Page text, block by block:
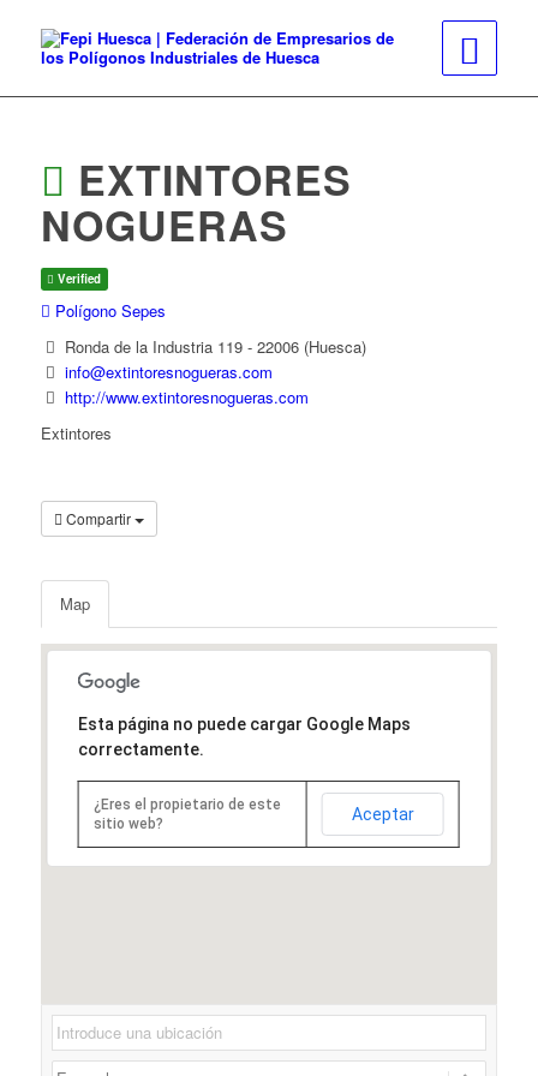
EXTINTORES
NOGUERAS
Verified
Polígono Sepes
Ronda de la Industria 119 - 22006 (Huesca)
info@extintoresnogueras.com
http://www.extintoresnogueras.com
Extintores
Compartir
Map
Esta página no puede cargar Google Maps
correctamente.
¿Eres el propietario de este
sitio web?
Aceptar